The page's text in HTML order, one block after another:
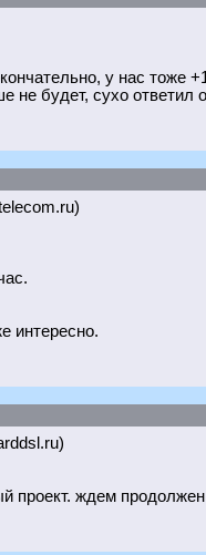
у нас тоже
не будет, сухо ответил
интересно.
проект. ждем